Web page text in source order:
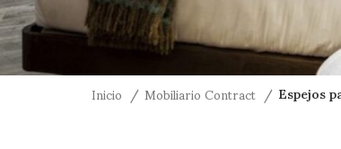
Inicio Mobiliario Contract Espejos